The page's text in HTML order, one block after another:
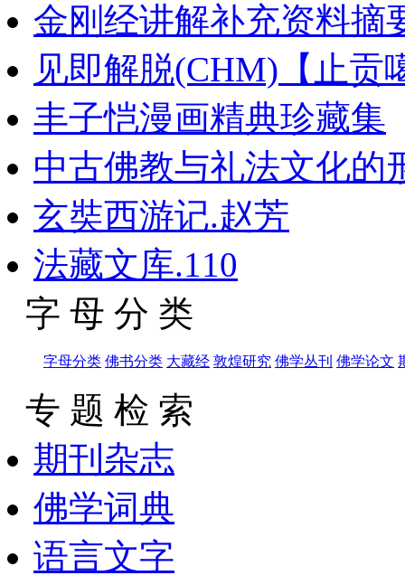
金刚经讲解补充资料摘
见即解脱(CHM)【止贡
丰子恺漫画精典珍藏集
中古佛教与礼法文化的
玄奘西游记.赵芳
法藏文库.110
字 母 分 类
字母分类 佛书分类 大藏经 敦煌研究 佛学丛刊 佛学论文
专 题 检 索
期刊杂志
佛学词典
语言文字